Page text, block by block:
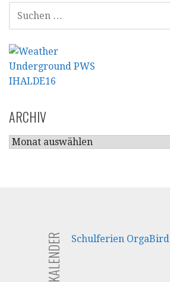
SUCHEN
NACH:
ARCHIV
ARCHIV
Schulferien OrgaBird